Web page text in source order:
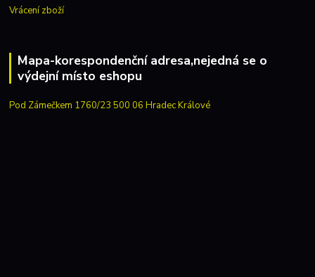
Vrácení zboží
Mapa-korespondenční adresa,nejedná se o
výdejní místo eshopu
Pod Zámečkem 1760/23 500 06 Hradec Králové